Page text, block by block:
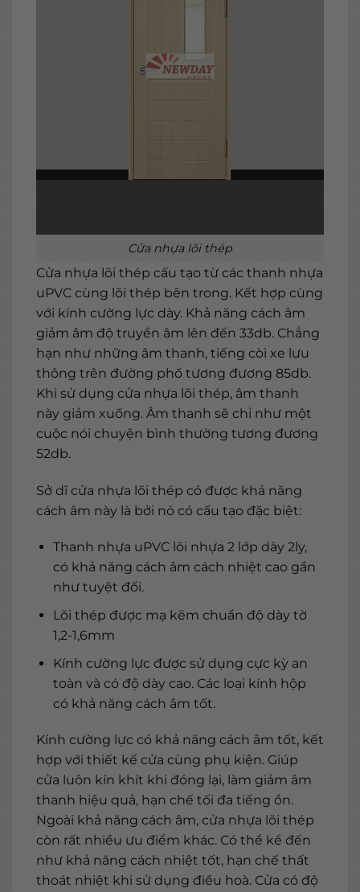
Cửa nhựa lõi thép
Cửa nhựa lõi thép cấu tạo từ các thanh nhựa
uPVC cùng lõi thép bên trong. Kết hợp cùng
với kính cường lực dày. Khả năng cách âm
giảm âm độ truyền âm lên đến 33db. Chẳng
hạn như những âm thanh, tiếng còi xe lưu
thông trên đường phố tương đương 85db.
Khi sử dụng cửa nhựa lõi thép, âm thanh
này giảm xuống. Âm thanh sẽ chỉ như một
cuộc nói chuyện bình thường tương đương
52db.
Sở dĩ cửa nhựa lõi thép có được khả năng
cách âm này là bởi nó có cấu tạo đặc biệt:
Thanh nhựa uPVC lõi nhựa 2 lớp dày 2ly,
có khả năng cách âm cách nhiệt cao gần
như tuyệt đối.
Lõi thép được mạ kẽm chuẩn độ dày tờ
1,2-1,6mm
Kính cường lực được sử dụng cực kỳ an
toàn và có độ dày cao. Các loại kính hộp
có khả năng cách âm tốt.
Kính cường lực có khả năng cách âm tốt, kết
hợp với thiết kế cửa cùng phụ kiện. Giúp
cửa luôn kín khít khi đóng lại, làm giảm âm
thanh hiệu quả, hạn chế tối đa tiếng ồn.
Ngoài khả năng cách âm, cửa nhựa lõi thép
còn rất nhiều ưu điểm khác. Có thể kể đến
như khả năng cách nhiệt tốt, hạn chế thất
thoát nhiệt khi sử dụng điều hoà. Cửa có độ